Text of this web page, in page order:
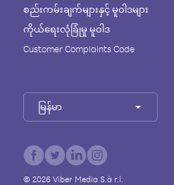
စည်းကမ်းချက်များနှင့် မူဝါဒများ
ကိုယ်ရေးလုံခြုံမှု မူဝါဒ
Customer Complaints Code
မြန်မာ
© 2026Viber Media S.à r.l.